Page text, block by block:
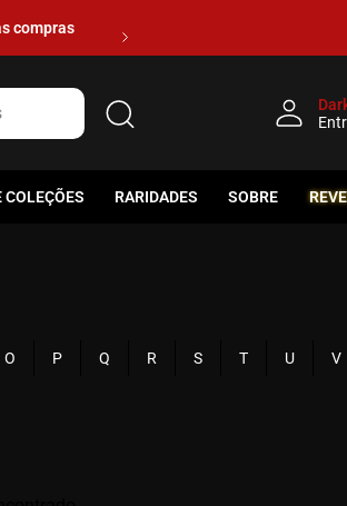
compras
COLEÇÕES RARIDADES SOBRE
O P Q R S T U V